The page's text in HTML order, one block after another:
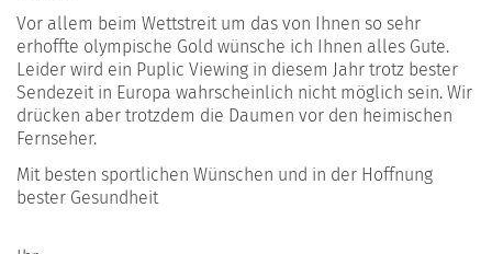
Vor allem beim Wettstreit um das von Ihnen so sehr
erhoffte olympische Gold wünsche ich Ihnen alles Gute.
Leider wird ein Puplic Viewing in diesem Jahr trotz bester
Sendezeit in Europa wahrscheinlich nicht möglich sein. Wir
drücken aber trotzdem die Daumen vor den heimischen
Fernseher.
Mit besten sportlichen Wünschen und in der Hoffnung
bester Gesundheit